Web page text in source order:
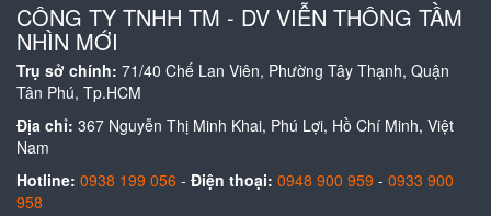
CÔNG TY TNHH TM - DV VIỄN THÔNG TẦM
NHÌN MỚI
Trụ sở chính: 71/40 Chế Lan Viên, Phường Tây Thạnh, Quận
Tân Phú, Tp.HCM
Địa chỉ: 367 Nguyễn Thị Minh Khai, Phú Lợi, Hồ Chí Minh, Việt
Nam
Hotline: 0938 199 056 - Điện thoại: 0948 900 959 - 0933 900
958